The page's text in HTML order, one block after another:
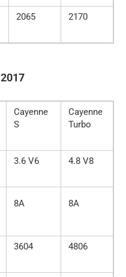
2065 2170
Cayenne
S
Cayenne
Turbo
3.6 V6 4.8 V8
8A 8A
3604 4806